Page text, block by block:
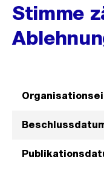
Stimme